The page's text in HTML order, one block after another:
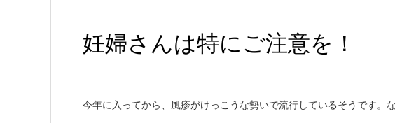
妊婦さんは特にご注意を！
今年に入ってから、風疹がけっこうな勢いで流行しているそうです。